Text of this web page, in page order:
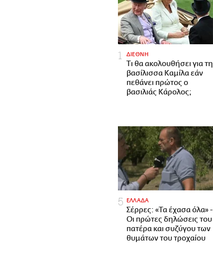
ΔΙΕΘΝΗ
Τι θα ακολουθήσει για τη
βασίλισσα Καμίλα εάν
πεθάνει πρώτος ο
βασιλιάς Κάρολος;
ΕΛΛΑΔΑ
Σέρρες: «Τα έχασα όλα» -
Οι πρώτες δηλώσεις του
πατέρα και συζύγου των
θυμάτων του τροχαίου